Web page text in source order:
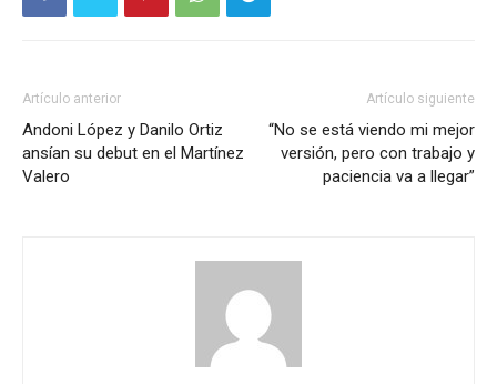
Artículo anterior
Andoni López y Danilo Ortiz
ansían su debut en el Martínez
Valero
Artículo siguiente
“No se está viendo mi mejor
versión, pero con trabajo y
paciencia va a llegar”